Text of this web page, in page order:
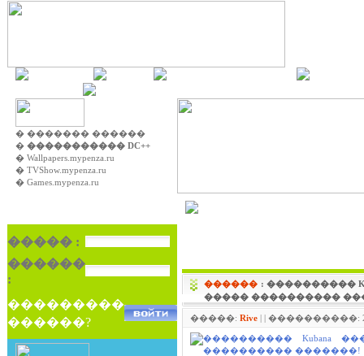
� ������� ������
� ����������� DC++
� Wallpapers.mypenza.ru
� TVShow.mypenza.ru
� Games.mypenza.ru
����� :
������
:
���������
������?
������ : ����������
����� ����������
�����: Rive| | ����������: